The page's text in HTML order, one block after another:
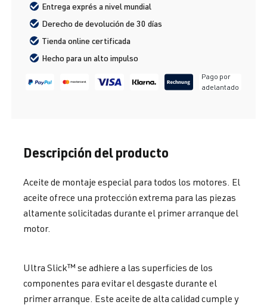
Entrega exprés a nivel mundial
Derecho de devolución de 30 días
Tienda online certificada
Hecho para un alto impulso
Pago por
adelantado
Descripción del producto
Aceite de montaje especial para todos los motores. El
aceite ofrece una protección extrema para las piezas
altamente solicitadas durante el primer arranque del
motor.
Ultra Slick™ se adhiere a las superficies de los
componentes para evitar el desgaste durante el
primer arranque. Este aceite de alta calidad cumple y